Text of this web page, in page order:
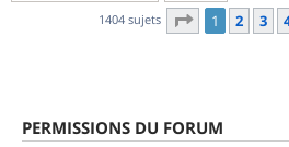
1404 sujets Page 1sur
1 2 3
PERMISSIONS DU FORUM